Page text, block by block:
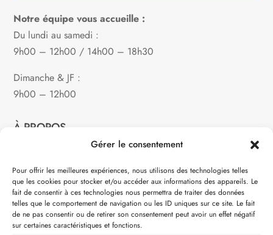
Gérer le consentement
Pour offrir les meilleures expériences, nous utilisons des technologies telles
que les cookies pour stocker et/ou accéder aux informations des appareils. Le
fait de consentir à ces technologies nous permettra de traiter des données
telles que le comportement de navigation ou les ID uniques sur ce site. Le fait
de ne pas consentir ou de retirer son consentement peut avoir un effet négatif
sur certaines caractéristiques et fonctions.
Notre équipe vous accueille :
Du lundi au samedi :
9h00 – 12h00 / 14h00 – 18h30
Dimanche & JF :
9h00 – 12h00
À PROPOS
Notre philosophie
Contact
Partenaire de: